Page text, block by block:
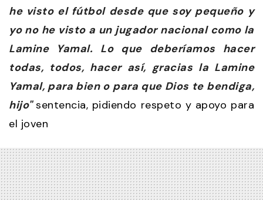
he visto el fútbol desde que soy pequeño y
yo no he visto a un jugador nacional como la
Lamine Yamal. Lo que deberíamos hacer
todas, todos, hacer así, gracias la Lamine
Yamal, para bien o para que Dios te bendiga,
hijo"sentencia, pidiendo respeto y apoyo para
el joven